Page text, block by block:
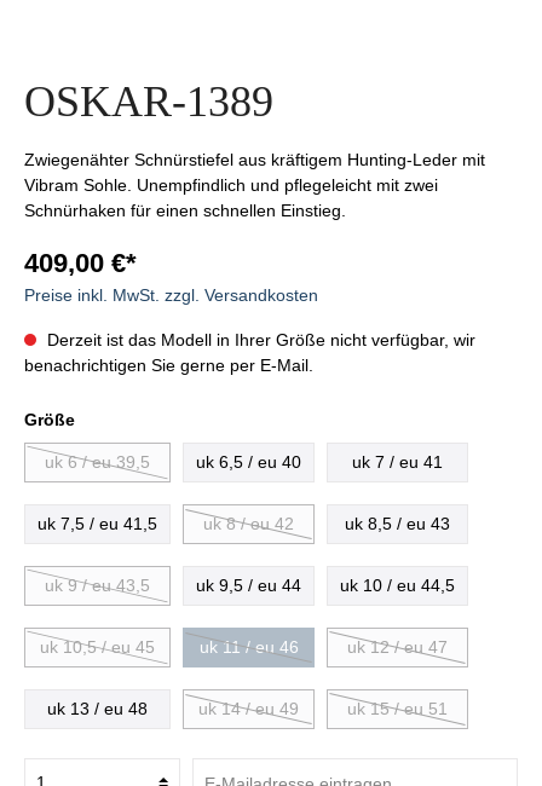
OSKAR-1389
Zwiegenähter Schnürstiefel aus kräftigem Hunting-Leder mit
Vibram Sohle. Unempfindlich und pflegeleicht mit zwei
Schnürhaken für einen schnellen Einstieg.
409,00 €*
Preise inkl. MwSt. zzgl. Versandkosten
Derzeit ist das Modell in Ihrer Größe nicht verfügbar, wir
benachrichtigen Sie gerne per E-Mail.
Größe
uk 6 / eu 39,5 uk 6,5 / eu 40 uk 7 / eu 41
uk 7,5 / eu 41,5 uk 8 / eu 42 uk 8,5 / eu 43
uk 9 / eu 43,5 uk 9,5 / eu 44 uk 10 / eu 44,5
uk 10,5 / eu 45 uk 11 / eu 46 uk 12 / eu 47
uk 13 / eu 48 uk 14 / eu 49 uk 15 / eu 51